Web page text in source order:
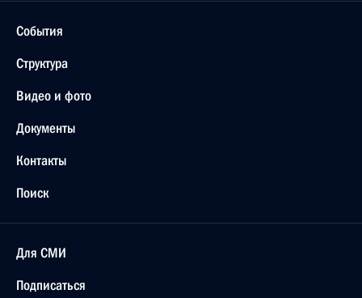
События
Структура
Видео и фото
Документы
Контакты
Поиск
Для СМИ
Подписаться